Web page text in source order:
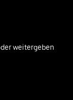
weitergeben